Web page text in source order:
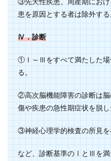
患を原因とする者は除外する
Ⅳ．診断
①Ⅰ～Ⅲをすべて満たした場
る。
②高次脳機能障害の診断は
傷や疾患の急性期症状を脱
③神経心理学的検査の所見
など、診断基準のⅠとⅢを